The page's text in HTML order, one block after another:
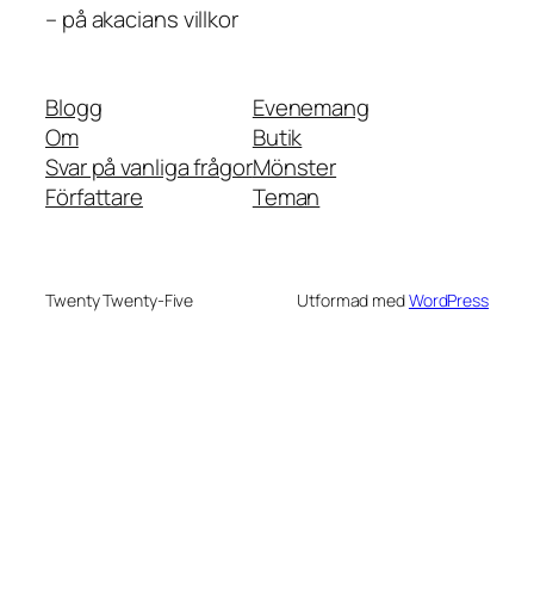
– på akacians villkor
Blogg
Om
Svar på vanliga frågor
Författare
Evenemang
Butik
Mönster
Teman
Twenty Twenty-Five Utformad medWordPress